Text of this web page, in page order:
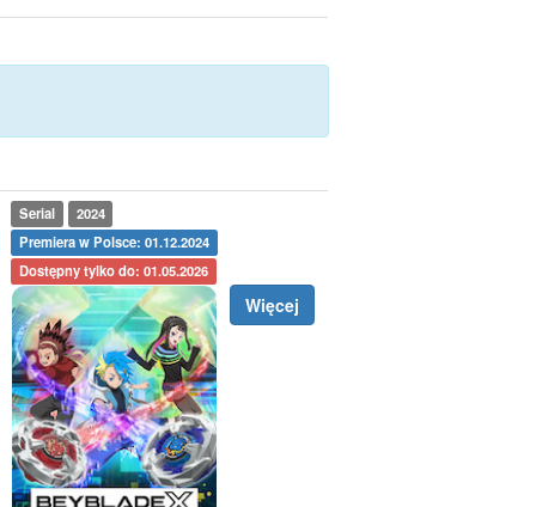
Serial
2024
Premiera w Polsce: 01.12.2024
Dostępny tylko do: 01.05.2026
Więcej